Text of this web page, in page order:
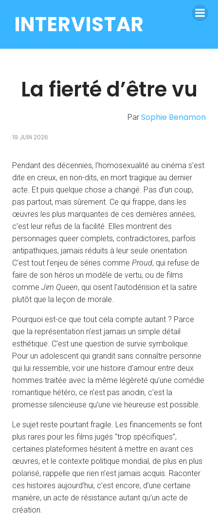
INTERVISTAR
La fierté d’être vu
Par Sophie Benamon
19 JUIN 2026
Pendant des décennies, l’homosexualité au cinéma s’est
dite en creux, en non-dits, en mort tragique au dernier
acte. Et puis quelque chose a changé. Pas d’un coup,
pas partout, mais sûrement. Ce qui frappe, dans les
œuvres les plus marquantes de ces dernières années,
c’est leur refus de la facilité. Elles montrent des
personnages queer complets, contradictoires, parfois
antipathiques, jamais réduits à leur seule orientation.
C’est tout l’enjeu de séries comme Proud, qui refuse de
faire de son héros un modèle de vertu, ou de films
comme Jim Queen, qui osent l’autodérision et la satire
plutôt que la leçon de morale.
Pourquoi est-ce que tout cela compte autant ? Parce
que la représentation n’est jamais un simple détail
esthétique. C’est une question de survie symbolique.
Pour un adolescent qui grandit sans connaître personne
qui lui ressemble, voir une histoire d’amour entre deux
hommes traitée avec la même légèreté qu’une comédie
romantique hétéro, ce n’est pas anodin, c’est la
promesse silencieuse qu’une vie heureuse est possible.
Le sujet reste pourtant fragile. Les financements se font
plus rares pour les films jugés “trop spécifiques”,
certaines plateformes hésitent à mettre en avant ces
œuvres, et le contexte politique mondial, de plus en plus
polarisé, rappelle que rien n’est jamais acquis. Raconter
ces histoires aujourd’hui, c’est encore, d’une certaine
manière, un acte de résistance autant qu’un acte de
création.